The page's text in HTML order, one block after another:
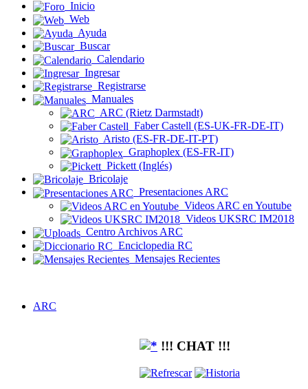
Inicio
Web
Ayuda
Buscar
Calendario
Ingresar
Registrarse
Manuales
ARC (Rietz Darmstadt)
Faber Castell (ES-UK-FR-DE-IT)
Aristo (ES-FR-DE-IT-PT)
Graphoplex (ES-FR-IT)
Pickett (Inglés)
Bricolaje
Presentaciones ARC
Videos ARC en Youtube
Videos UKSRC IM2018
Centro Archivos ARC
Enciclopedia RC
Mensajes Recientes
ARC
!!! CHAT !!!